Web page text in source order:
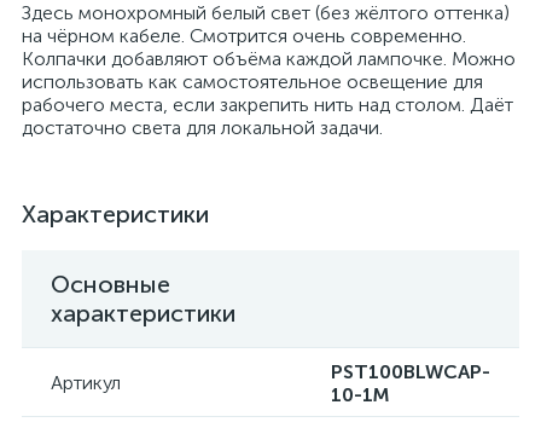
Здесь монохромный белый свет (без жёлтого оттенка)
на чёрном кабеле. Смотрится очень современно.
Колпачки добавляют объёма каждой лампочке. Можно
использовать как самостоятельное освещение для
рабочего места, если закрепить нить над столом. Даёт
достаточно света для локальной задачи.
Характеристики
Основные
характеристики
Артикул
PST100BLWCAP-
10-1M